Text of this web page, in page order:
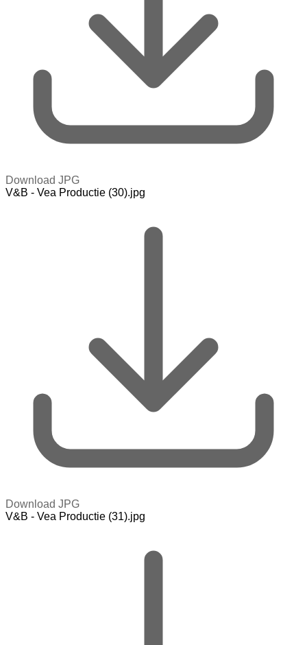
Download JPG
V&B - Vea Productie (30).jpg
Download JPG
V&B - Vea Productie (31).jpg